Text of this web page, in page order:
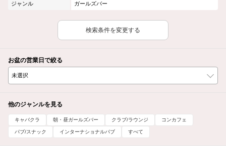
ジャンル ガールズバー
検索条件を変更する
お盆の営業日で絞る
他のジャンルを見る
キャバクラ 朝・昼ガールズバー クラブ/ラウンジ コンカフェ
パブ/スナック インターナショナルパブ すべて